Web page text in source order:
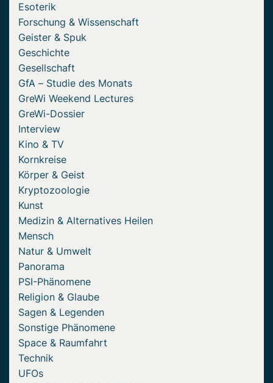
Esoterik
Forschung & Wissenschaft
Geister & Spuk
Geschichte
Gesellschaft
GfA – Studie des Monats
GreWi Weekend Lectures
GreWi-Dossier
Interview
Kino & TV
Kornkreise
Körper & Geist
Kryptozoologie
Kunst
Medizin & Alternatives Heilen
Mensch
Natur & Umwelt
Panorama
PSI-Phänomene
Religion & Glaube
Sagen & Legenden
Sonstige Phänomene
Space & Raumfahrt
Technik
UFOs